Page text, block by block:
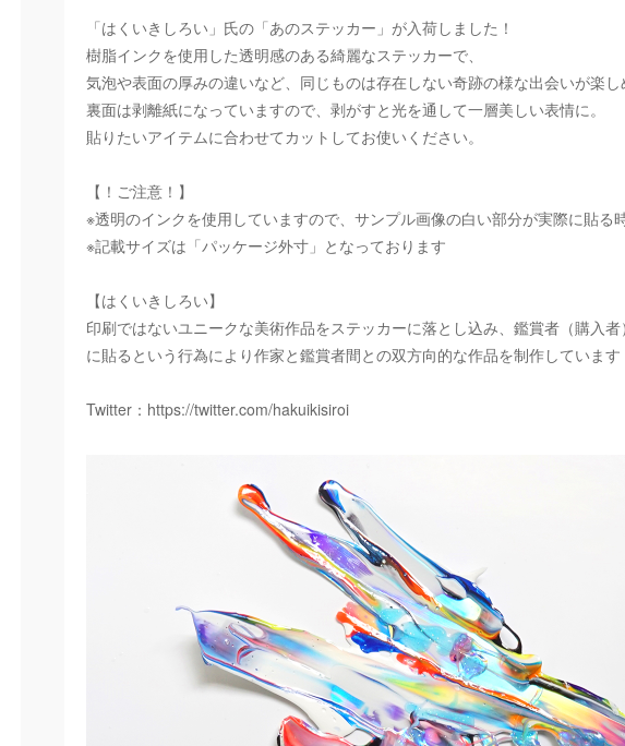
「はくいきしろい」氏の「あのステッカー」が入荷しました！
樹脂インクを使用した透明感のある綺麗なステッカーで、
気泡や表面の厚みの違いなど、同じものは存在しない奇跡の様な出会いが楽し
裏面は剥離紙になっていますので、剥がすと光を通して一層美しい表情に。
貼りたいアイテムに合わせてカットしてお使いください。
【！ご注意！】
※透明のインクを使用していますので、サンプル画像の白い部分が実際に貼る
※記載サイズは「パッケージ外寸」となっております
【はくいきしろい】
印刷ではないユニークな美術作品をステッカーに落とし込み、鑑賞者（購入
に貼るという行為により作家と鑑賞者間との双方向的な作品を制作しています
Twitter： https://twitter.com/hakuikisiroi